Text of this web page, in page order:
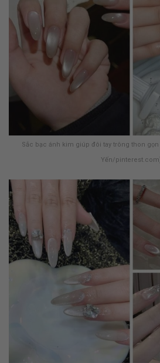
Sắc bạc ánh kim giúp đôi tay trông thon
Yến/